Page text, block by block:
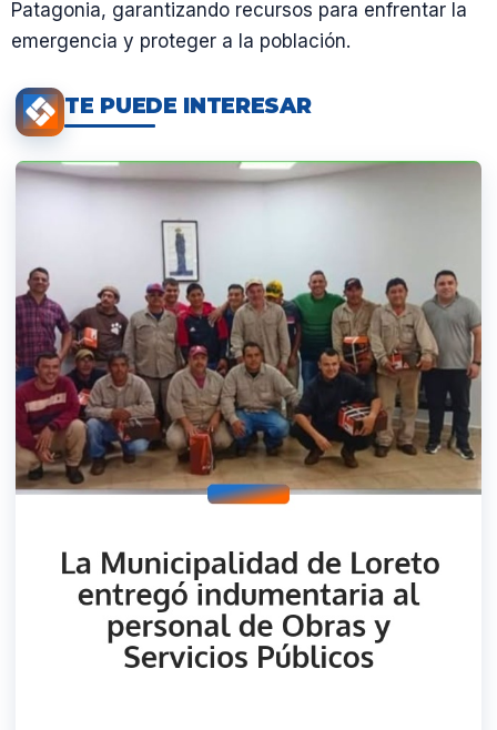
Patagonia, garantizando recursos para enfrentar la
emergencia y proteger a la población.
TE PUEDE INTERESAR